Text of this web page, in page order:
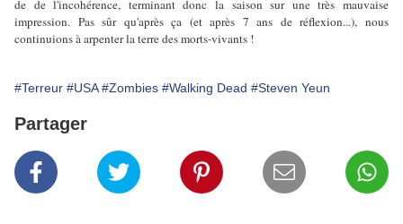
de de l'incohérence, terminant donc la saison sur une très mauvaise
impression. Pas sûr qu'après ça (et après 7 ans de réflexion...), nous
continuions à arpenter la terre des morts-vivants !
#Terreur #USA #Zombies #Walking Dead #Steven Yeun
Partager